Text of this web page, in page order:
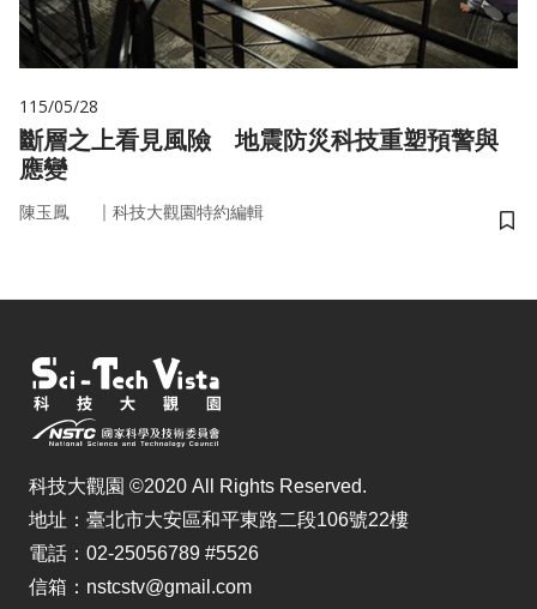
115/05/28
斷層之上看見風險 地震防災科技重塑預警與
應變
陳玉鳳 ｜ 科技大觀園特約編輯
儲
科技大觀園 ©2020 All Rights Reserved.
地址：臺北市大安區和平東路二段106號22樓
電話：02-25056789 #5526
信箱：nstcstv@gmail.com